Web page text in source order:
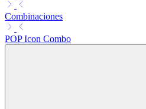
Combinaciones
POP Icon Combo